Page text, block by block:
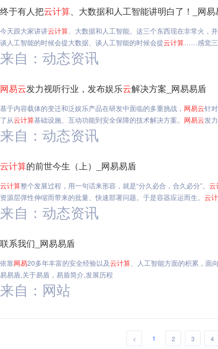
终于有人把云计算、大数据和人工智能讲明白了！_网易
今天跟大家讲讲云计算、大数据和人工智能。这三个东西现在非常火，
谈人工智能的时候会提大数据、谈人工智能的时候会提云计算……感觉三
来自：动态资讯
网易云发力视听行业，发布娱乐云解决方案_网易易盾
基于内容载体的变迁和泛娱乐产品在研发中面临的多重挑战， 网易云针
了从云计算基础设施、互动功能到安全保障的技术解决方案。 网易云发
来自：动态资讯
云计算的前世今生（上）_网易易盾
云计算整个发展过程，用一句话来形容，就是“分久必合，合久必分”。 云
资源层弹性伸缩而带来的批量、快速部署问题。于是容器应运而生。 云
来自：动态资讯
联系我们_网易易盾
依靠网易20多年丰富的安全经验以及云计算、人工智能方面的积累，面
易易盾,关于易盾，易盾简介,发展历程
来自：网站
< 1 2 3 4